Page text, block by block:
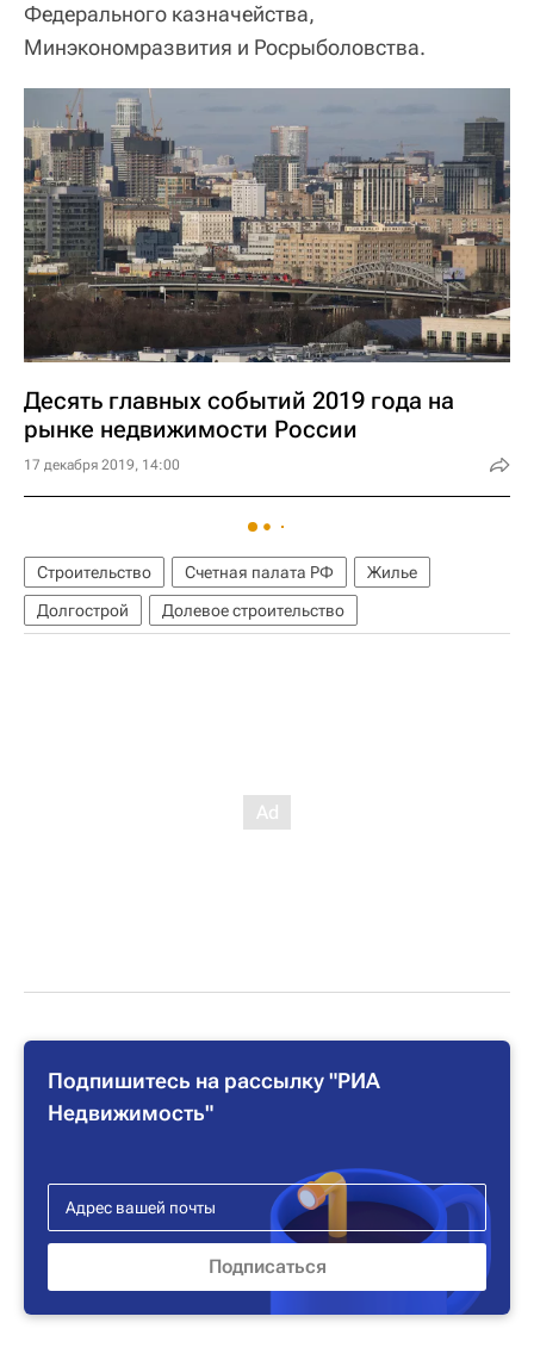
Федерального казначейства,
Минэкономразвития и Росрыболовства.
Десять главных событий 2019 года на
рынке недвижимости России
17 декабря 2019, 14:00
Строительство Счетная палата РФ
Жилье
Долгострой
Долевое строительство
Подпишитесь на рассылку "РИА
Недвижимость"